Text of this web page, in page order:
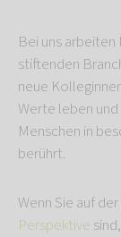
Bei uns
stiftenden
neue
Werte leben
Menschen in
berührt.
Wenn Sie auf
Perspektive